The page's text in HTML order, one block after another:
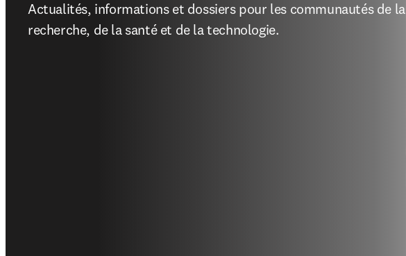
Actualités, informations et dossiers pour les communautés de la
recherche, de la santé et de la technologie.